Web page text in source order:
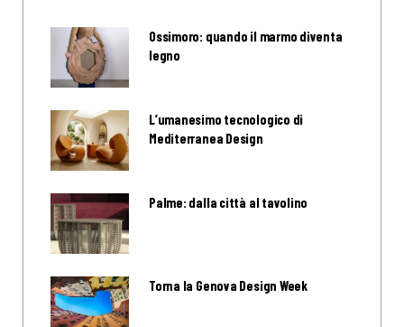
Ossimoro: quando il marmo diventa
legno
L’umanesimo tecnologico di
Mediterranea Design
Palme: dalla città al tavolino
Torna la Genova Design Week